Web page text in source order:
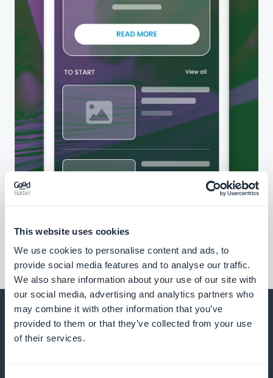
This website uses cookies
We use cookies to personalise content and ads, to
provide social media features and to analyse our traffic.
We also share information about your use of our site with
our social media, advertising and analytics partners who
may combine it with other information that you’ve
provided to them or that they’ve collected from your use
of their services.